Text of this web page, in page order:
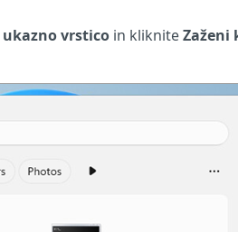
ukazno vrstico in klikniteZaženi